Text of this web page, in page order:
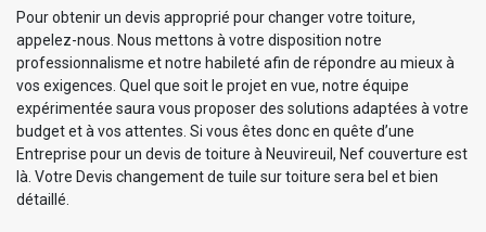
Pour obtenir un devis approprié pour changer votre toiture,
appelez-nous. Nous mettons à votre disposition notre
professionnalisme et notre habileté afin de répondre au mieux à
vos exigences. Quel que soit le projet en vue, notre équipe
expérimentée saura vous proposer des solutions adaptées à votre
budget et à vos attentes. Si vous êtes donc en quête d’une
Entreprise pour un devis de toiture à Neuvireuil, Nef couverture est
là. Votre Devis changement de tuile sur toiture sera bel et bien
détaillé.